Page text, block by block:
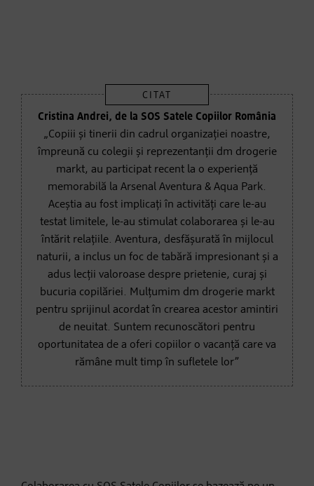
Cristina Andrei, de la SOS Satele Copiilor România
„Copiii și tinerii din cadrul organizației noastre,
împreună cu colegii și reprezentanții dm drogerie
markt, au participat recent la o experiență
memorabilă la Arsenal Aventura & Aqua Park.
Aceștia au fost implicați în activități care le-au
testat limitele, le-au stimulat colaborarea și le-au
întărit relațiile. Aventura, desfășurată în mijlocul
naturii, a inclus un foc de tabără impresionant și a
adus lecții valoroase despre prietenie, curaj și
bucuria copilăriei. Mulțumim dm drogerie markt
pentru sprijinul acordat în crearea acestor amintiri
de neuitat. Suntem recunoscători pentru
oportunitatea de a oferi copiilor o vacanță care va
rămâne mult timp în sufletele lor”